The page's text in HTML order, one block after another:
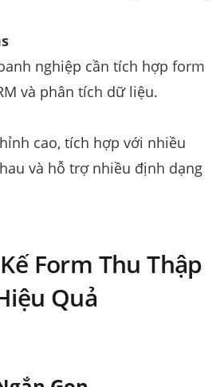
nghiệp cần tích hợp form
và phân tích dữ liệu.
cao, tích hợp với nhiều
và hỗ trợ nhiều định dạng
Form Thu Thập
Quả